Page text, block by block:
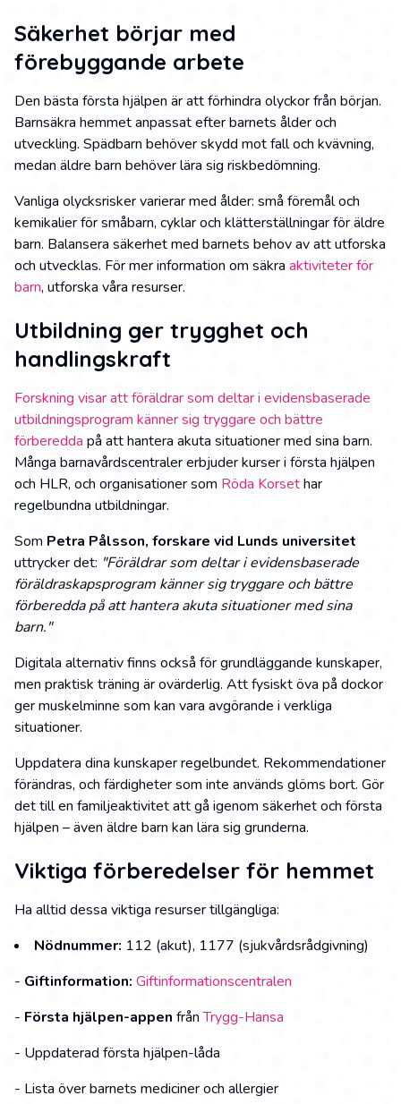
Säkerhet börjar med
förebyggande arbete
Den bästa första hjälpen är att förhindra olyckor från början.
Barnsäkra hemmet anpassat efter barnets ålder och
utveckling. Spädbarn behöver skydd mot fall och kvävning,
medan äldre barn behöver lära sig riskbedömning.
Vanliga olycksrisker varierar med ålder: små föremål och
kemikalier för småbarn, cyklar och klätterställningar för äldre
barn. Balansera säkerhet med barnets behov av att utforska
och utvecklas. För mer information om säkra aktiviteter för
barn, utforska våra resurser.
Utbildning ger trygghet och
handlingskraft
Forskning visar att föräldrar som deltar i evidensbaserade
utbildningsprogram känner sig tryggare och bättre
förberedda på att hantera akuta situationer med sina barn.
Många barnavårdscentraler erbjuder kurser i första hjälpen
och HLR, och organisationer som Röda Korsethar
regelbundna utbildningar.
Som Petra Pålsson, forskare vid Lunds universitet
uttrycker det: "Föräldrar som deltar i evidensbaserade
föräldraskapsprogram känner sig tryggare och bättre
förberedda på att hantera akuta situationer med sina
barn."
Digitala alternativ finns också för grundläggande kunskaper,
men praktisk träning är ovärderlig. Att fysiskt öva på dockor
ger muskelminne som kan vara avgörande i verkliga
situationer.
Uppdatera dina kunskaper regelbundet. Rekommendationer
förändras, och färdigheter som inte används glöms bort. Gör
det till en familjeaktivitet att gå igenom säkerhet och första
hjälpen – även äldre barn kan lära sig grunderna.
Viktiga förberedelser för hemmet
Ha alltid dessa viktiga resurser tillgängliga:
Nödnummer: 112 (akut), 1177 (sjukvårdsrådgivning)
- Giftinformation: Giftinformationscentralen
- Första hjälpen-appen frånTrygg-Hansa
- Uppdaterad första hjälpen-låda
- Lista över barnets mediciner och allergier